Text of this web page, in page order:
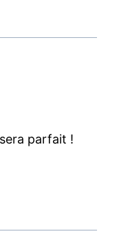
parfait !